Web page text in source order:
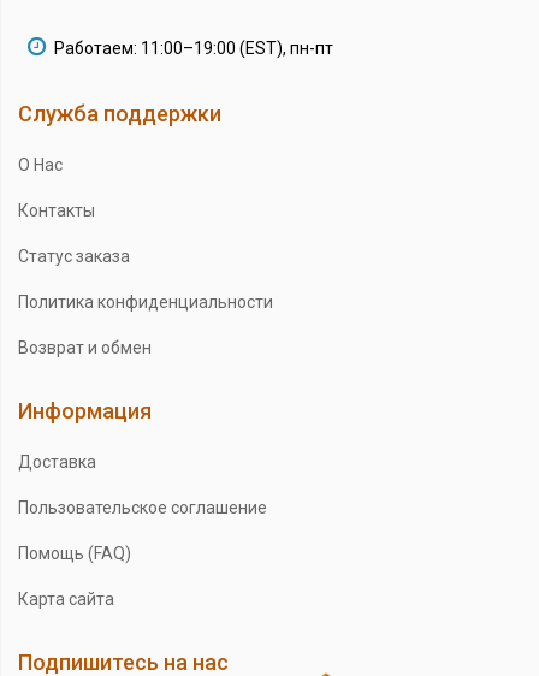
Работаем: 11:00–19:00 (EST), пн-пт
Служба поддержки
О Нас
Контакты
Статус заказа
Политика конфиденциальности
Возврат и обмен
Информация
Доставка
Пользовательское соглашение
Помощь (FAQ)
Карта сайта
Подпишитесь на нас